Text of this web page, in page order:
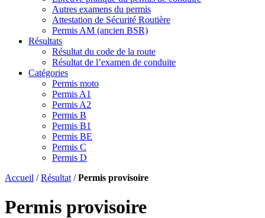
Autres examens du permis
Attestation de Sécurité Routière
Permis AM (ancien BSR)
Résultats
Résultat du code de la route
Résultat de l’examen de conduite
Catégories
Permis moto
Permis A1
Permis A2
Permis B
Permis B1
Permis BE
Permis C
Permis D
Accueil /Résultat /Permis provisoire
Permis provisoire